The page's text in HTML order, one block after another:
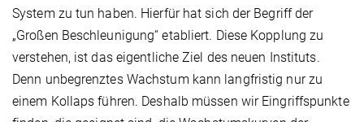
System zu tun haben. Hierfür hat sich der Begriff der
„Großen Beschleunigung“ etabliert. Diese Kopplung zu
verstehen, ist das eigentliche Ziel des neuen Instituts.
Denn unbegrenztes Wachstum kann langfristig nur zu
einem Kollaps führen. Deshalb müssen wir Eingriffspunkte